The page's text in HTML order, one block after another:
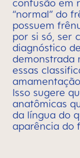
confusão em
“normal” do
possuem
por si só, ser
diagnóstico
demonstrada
essas
Isso sugere
anatômicas
da língua do
aparência do